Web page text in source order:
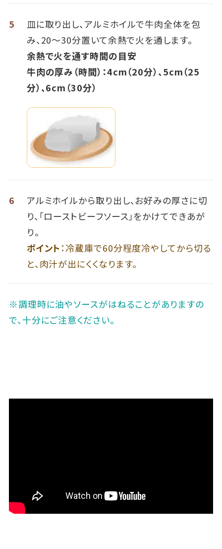
5
皿に取り出し、アルミホイルで牛肉全体を包
み、20～30分置いて余熱で火を通します。
余熱で火を通す時間の目安
牛肉の厚み（時間）：4cm（20分）、5cm（25
分）、6cm（30分）
6
アルミホイルから取り出し、お好みの厚さに切
り、「ローストビーフソース」をかけてできあが
り。
ポイント：冷蔵庫で60分程度冷やしてから切る
と、肉汁が出にくくなります。
※調理時に油やソースがはねることがありますの
で、十分にご注意ください。